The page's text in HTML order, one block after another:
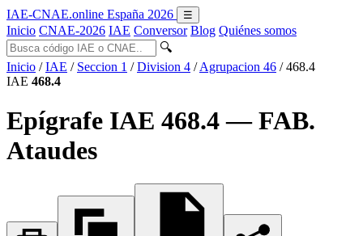
IAE-CNAE.online España 2026 ☰
Inicio CNAE-2026 IAE Conversor Blog Quiénes somos
🔍
Inicio / IAE / Seccion 1 / Division 4 / Agrupacion 46 / 468.4
IAE 468.4
Epígrafe IAE 468.4 — FAB.
Ataudes